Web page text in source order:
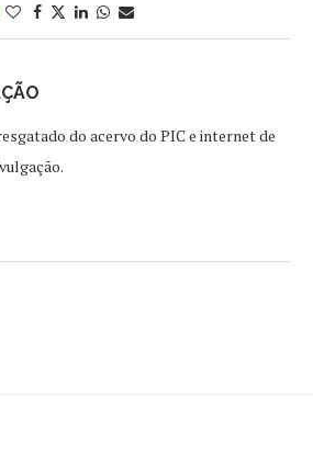
do acervo do PIC e internet de